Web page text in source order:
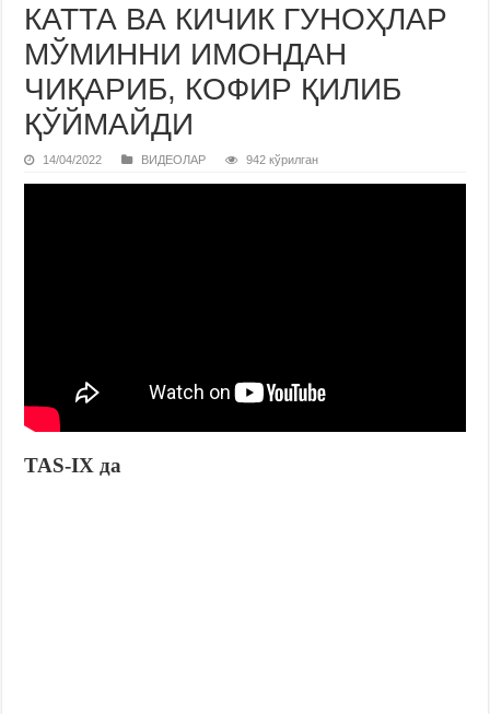
КАТТА ВА КИЧИК ГУНОҲЛАР
МЎМИННИ ИМОНДАН
ЧИҚАРИБ, КОФИР ҚИЛИБ
ҚЎЙМАЙДИ
14/04/2022 ВИДЕОЛАР 942 кўрилган
TAS-IX да